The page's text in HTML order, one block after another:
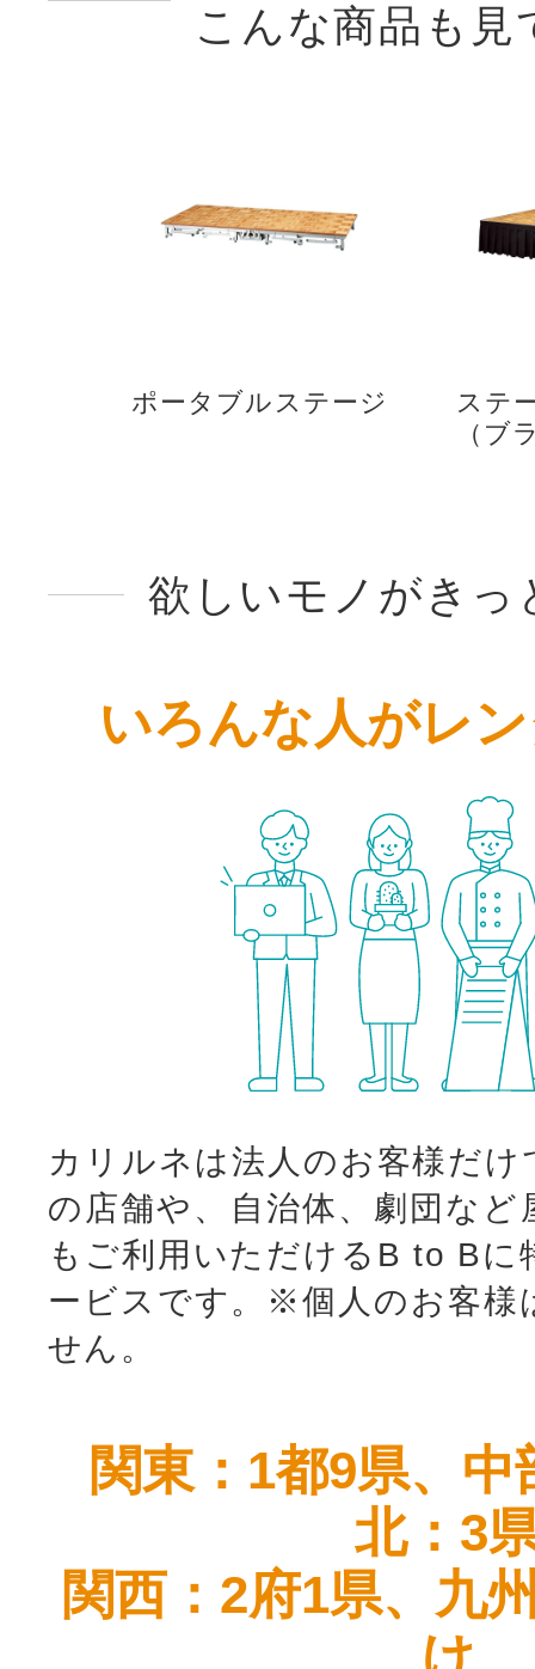
こんな商品も見
ポータブルステージ
ステ
（ブ
欲しいモノがきっ
いろんな人がレ
カリルネは法人のお客様だ
の店舗や、自治体、劇団な
もご利用いただけるB to Bに
ービスです。
※個人のお客様
せん。
関東：1都9県、
北：3
関西：2府1県、九
け